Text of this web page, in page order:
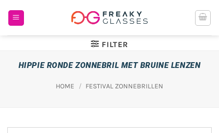
naar
FILTER
HIPPIE RONDE ZONNEBRIL MET BRUINE LENZEN
HOME / FESTIVAL ZONNEBRILLEN